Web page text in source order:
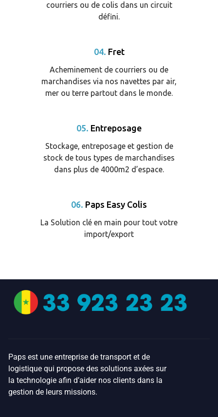
courriers ou de colis dans un circuit
défini.
04. Fret
Acheminement de courriers ou de
marchandises via nos navettes par air,
mer ou terre partout dans le monde.
05. Entreposage
Stockage, entreposage et gestion de
stock de tous types de marchandises
dans plus de 4000m2 d’espace.
06. Paps Easy Colis
La Solution clé en main pour tout votre
import/export
Paps est une entreprise de transport et de
logistique qui propose des solutions axées sur
la technologie afin d’aider nos clients dans la
gestion de leurs missions.